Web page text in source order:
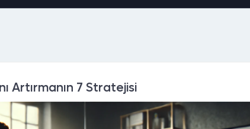
Artırmanın 7 Stratejisi